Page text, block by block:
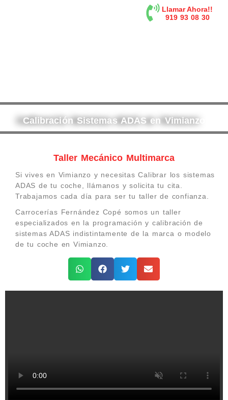
Llamar Ahora!!
919 93 08 30
Calibración Sistemas ADAS en Vimianzo
Taller Mecánico Multimarca
Si vives en Vimianzo y necesitas Calibrar los sistemas
ADAS de tu coche, llámanos y solicita tu cita.
Trabajamos cada día para ser tu taller de confianza.
Carrocerías Fernández Copé somos un taller
especializados en la programación y calibración de
sistemas ADAS indistintamente de la marca o modelo
de tu coche en Vimianzo.